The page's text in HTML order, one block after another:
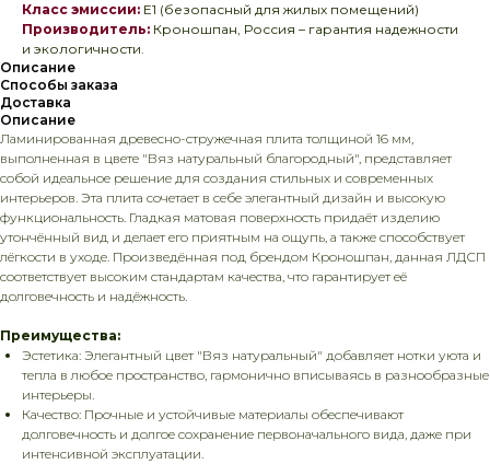
Класс эмиссии: E1 (безопасный для жилых помещений)
Производитель: Кроношпан, Россия – гарантия надежности
и экологичности.
Описание
Способы заказа
Доставка
Описание
Ламинированная древесно-стружечная плита толщиной 16 мм,
выполненная в цвете "Вяз натуральный благородный", представляет
собой идеальное решение для создания стильных и современных
интерьеров. Эта плита сочетает в себе элегантный дизайн и высокую
функциональность. Гладкая матовая поверхность придаёт изделию
утончённый вид и делает его приятным на ощупь, а также способствует
лёгкости в уходе. Произведённая под брендом Кроношпан, данная ЛДСП
соответствует высоким стандартам качества, что гарантирует её
долговечность и надёжность.
Преимущества:
Эстетика: Элегантный цвет "Вяз натуральный" добавляет нотки уюта и
тепла в любое пространство, гармонично вписываясь в разнообразные
интерьеры.
Качество: Прочные и устойчивые материалы обеспечивают
долговечность и долгое сохранение первоначального вида, даже при
интенсивной эксплуатации.